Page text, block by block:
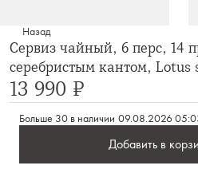
Назад
Сервиз чайный, 6 перс, 14
серебристым кантом, Lotus
13 990 ₽
Больше 30 в наличии 09.08.2026
Добавить в